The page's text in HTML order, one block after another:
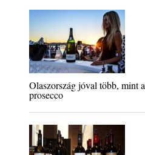
Olaszország jóval több, mint a
prosecco